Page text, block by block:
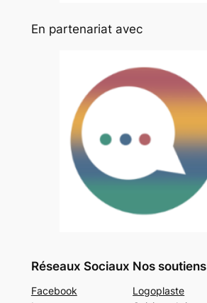
En partenariat avec
Réseaux Sociaux
Facebook
Nos soutiens
Logoplaste